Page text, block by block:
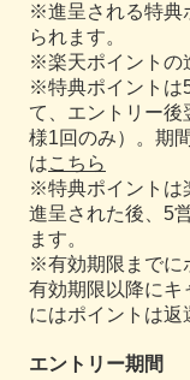
※進呈される特典
られます。
※楽天ポイントの
※特典ポイントは
て、エントリー後
様1回のみ）。期
はこちら
※特典ポイントは
進呈された後、5
ます。
※有効期限までに
有効期限以降にキ
にはポイントは返
エントリー期間